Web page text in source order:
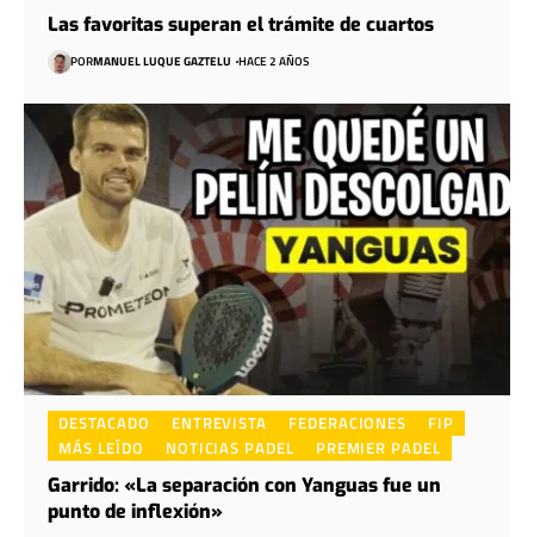
Las favoritas superan el trámite de cuartos
PORMANUEL LUQUE GAZTELU HACE 2 AÑOS
DESTACADO ENTREVISTA FEDERACIONES
FIP
MÁS LEÍDO
NOTICIAS PADEL PREMIER PADEL
Garrido: «La separación con Yanguas fue un
punto de inflexión»